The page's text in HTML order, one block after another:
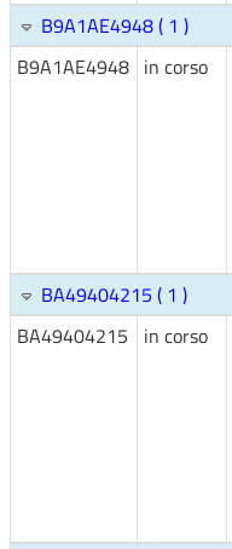
B9A1AE4948 ( 1 )
B9A1AE4948 in corso
BA49404215 ( 1 )
BA49404215
in corso